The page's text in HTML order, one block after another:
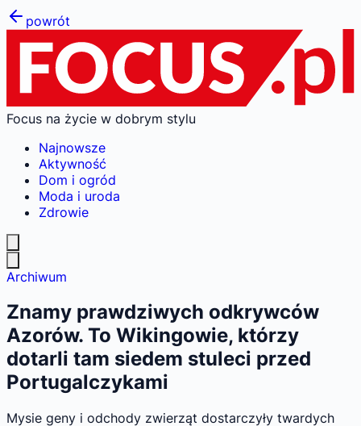
powrót
Focus na życie w dobrym stylu
Najnowsze
Aktywność
Dom i ogród
Moda i uroda
Zdrowie
Archiwum
Znamy prawdziwych odkrywców
Azorów. To Wikingowie, którzy
dotarli tam siedem stuleci przed
Portugalczykami
Mysie geny i odchody zwierząt dostarczyły twardych